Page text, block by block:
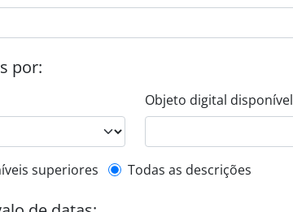
por:
Objeto digital disponível
de nível superior
superiores Todas as descrições